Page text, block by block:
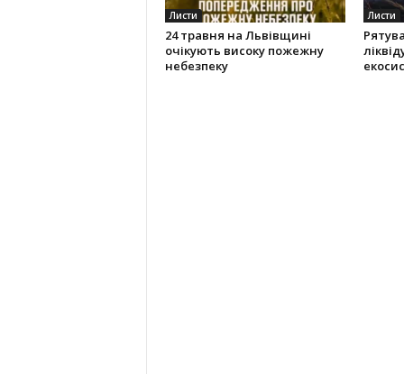
Листи
24 травня на Львівщині
очікують високу пожежну
небезпеку
Листи